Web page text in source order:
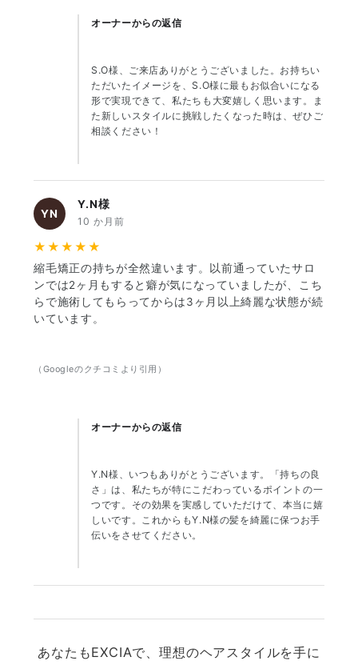
オーナーからの返信
S.O様、ご来店ありがとうございました。お持ちい
ただいたイメージを、S.O様に最もお似合いになる
形で実現できて、私たちも大変嬉しく思います。ま
た新しいスタイルに挑戦したくなった時は、ぜひご
相談ください！
YN
Y.N様
10 か月前
★★★★★
縮毛矯正の持ちが全然違います。以前通っていたサロ
ンでは2ヶ月もすると癖が気になっていましたが、こち
らで施術してもらってからは3ヶ月以上綺麗な状態が続
いています。
（Googleのクチコミより引用）
オーナーからの返信
Y.N様、いつもありがとうございます。「持ちの良
さ」は、私たちが特にこだわっているポイントの一
つです。その効果を実感していただけて、本当に嬉
しいです。これからもY.N様の髪を綺麗に保つお手
伝いをさせてください。
あなたもEXCIAで、理想のヘアスタイルを手に